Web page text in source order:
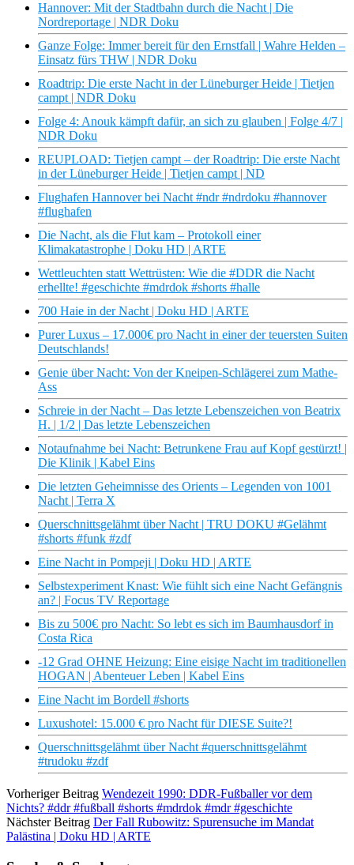
Hannover: Mit der Stadtbahn durch die Nacht | Die
Nordreportage | NDR Doku
Ganze Folge: Immer bereit für den Ernstfall | Wahre Helden –
Einsatz fürs THW | NDR Doku
Roadtrip: Die erste Nacht in der Lüneburger Heide | Tietjen
campt | NDR Doku
Folge 4: Anouk kämpft dafür, an sich zu glauben | Folge 4/7 |
NDR Doku
REUPLOAD: Tietjen campt – der Roadtrip: Die erste Nacht
in der Lüneburger Heide | Tietjen campt | ND
Flughafen Hannover bei Nacht #ndr #ndrdoku #hannover
#flughafen
Die Nacht, als die Flut kam – Protokoll einer
Klimakatastrophe | Doku HD | ARTE
Wettleuchten statt Wettrüsten: Wie die #DDR die Nacht
erhellte! #geschichte #mdrdok #shorts #halle
700 Haie in der Nacht | Doku HD | ARTE
Purer Luxus – 17.000€ pro Nacht in einer der teuersten Suiten
Deutschlands!
Genie über Nacht: Von der Kneipen-Schlägerei zum Mathe-
Ass
Schreie in der Nacht – Das letzte Lebenszeichen von Beatrix
H. | 1/2 | Das letzte Lebenszeichen
Notaufnahme bei Nacht: Betrunkene Frau auf Kopf gestürzt! |
Die Klinik | Kabel Eins
Die letzten Geheimnisse des Orients – Legenden von 1001
Nacht | Terra X
Querschnittsgelähmt über Nacht | TRU DOKU #Gelähmt
#shorts #funk #zdf
Eine Nacht in Pompeji | Doku HD | ARTE
Selbstexperiment Knast: Wie fühlt sich eine Nacht Gefängnis
an? | Focus TV Reportage
Bis zu 500€ pro Nacht: So lebt es sich im Baumhausdorf in
Costa Rica
-12 Grad OHNE Heizung: Eine eisige Nacht im traditionellen
HOGAN | Abenteuer Leben | Kabel Eins
Eine Nacht im Bordell #shorts
Luxushotel: 15.000 € pro Nacht für DIESE Suite?!
Querschnittsgelähmt über Nacht #querschnittsgelähmt
#trudoku #zdf
Vorheriger Beitrag Wendezeit 1990: DDR-Fußballer vor dem
Nichts? #ddr #fußball #shorts #mdrdok #mdr #geschichte
Nächster Beitrag Der Fall Rubowitz: Spurensuche im Mandat
Palästina | Doku HD | ARTE